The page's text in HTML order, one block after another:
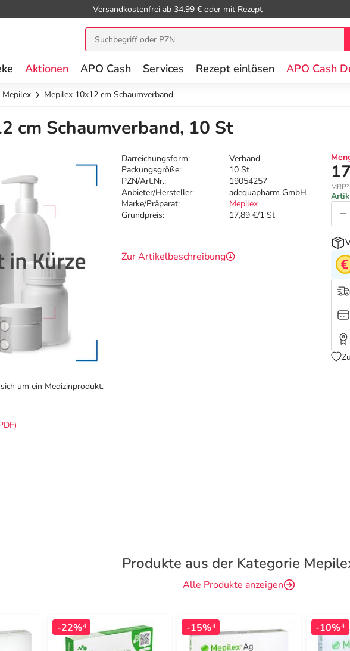
Versandkostenfrei ab 34.99 € oder mit Rezept
Aktionen APO Cash Services Rezept einlösen APO Cash
Mepilex Mepilex 10x12 cm Schaumverband
cm Schaumverband, 10 St
Darreichungsform:
Verband
Packungsgröße:
10 St
PZN/Art.Nr.:
19054257
Anbieter/Hersteller:
adequapharm GmbH
Marke/Präparat:
Mepilex
Grundpreis:
17,89 €/1 St
Zur Artikelbeschreibung
MRP²
um ein Medizinprodukt.
Produkte aus der Kategorie
Alle Produkte anzeigen
-22%4 -15%4 -10%4